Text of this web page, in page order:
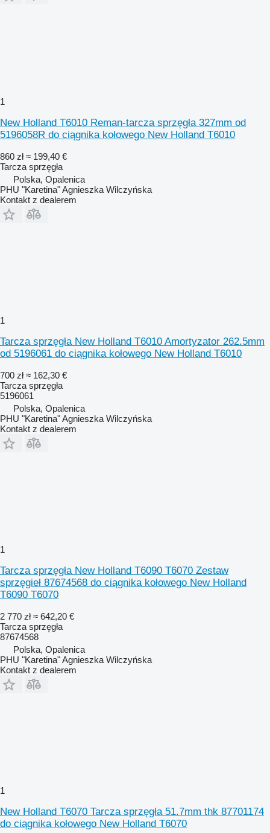
1
New Holland T6010 Reman-tarcza sprzęgła 327mm od
5196058R do ciągnika kołowego New Holland T6010
860 zł ≈ 199,40 €
Tarcza sprzęgła
Polska, Opalenica
PHU "Karetina" Agnieszka Wilczyńska
Kontakt z dealerem
1
Tarcza sprzęgła New Holland T6010 Amortyzator 262.5mm
od 5196061 do ciągnika kołowego New Holland T6010
700 zł ≈ 162,30 €
Tarcza sprzęgła
5196061
Polska, Opalenica
PHU "Karetina" Agnieszka Wilczyńska
Kontakt z dealerem
1
Tarcza sprzęgła New Holland T6090 T6070 Zestaw
sprzęgieł 87674568 do ciągnika kołowego New Holland
T6090 T6070
2 770 zł ≈ 642,20 €
Tarcza sprzęgła
87674568
Polska, Opalenica
PHU "Karetina" Agnieszka Wilczyńska
Kontakt z dealerem
1
New Holland T6070 Tarcza sprzęgła 51.7mm thk 87701174
do ciągnika kołowego New Holland T6070